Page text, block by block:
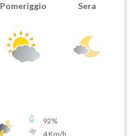
Pomeriggio Sera
92%
4Km/h